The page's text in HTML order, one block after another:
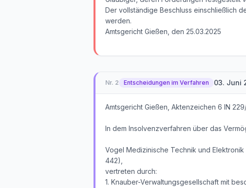
Der vollständige Beschluss einschließlich
werden.
Amtsgericht Gießen, den 25.03.2025
Nr. 2 Entscheidungen im Verfahren 03. Juni
Amtsgericht Gießen, Aktenzeichen 6 IN
In dem Insolvenzverfahren über das
Vogel Medizinische Technik und Elektronik
442),
vertreten durch:
1. Knauber-Verwaltungsgesellschaft mit